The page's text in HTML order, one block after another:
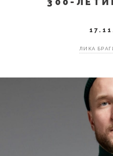
ЛИКА